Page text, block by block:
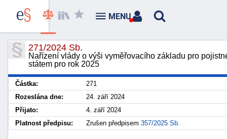
271/2024 Sb.
Nařízení vlády o výši vyměřovacího základu pro
státem pro rok 2025
Částka:
271
Rozeslána dne:
24. září 2024
Přijato:
4. září 2024
Platnost předpisu:
Zrušen předpisem 357/2025 Sb.
MENU